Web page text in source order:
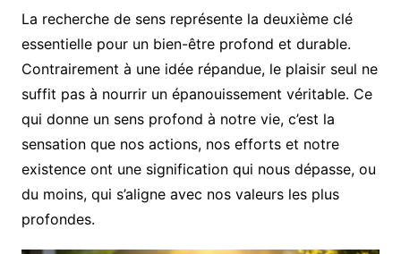
La recherche de sens représente la deuxième clé
essentielle pour un bien-être profond et durable.
Contrairement à une idée répandue, le plaisir seul ne
suffit pas à nourrir un épanouissement véritable. Ce
qui donne un sens profond à notre vie, c’est la
sensation que nos actions, nos efforts et notre
existence ont une signification qui nous dépasse, ou
du moins, qui s’aligne avec nos valeurs les plus
profondes.